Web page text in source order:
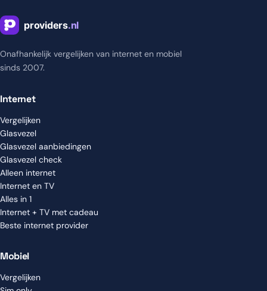
Onafhankelijk vergelijken van internet en mobiel
sinds 2007.
Internet
Vergelijken
Glasvezel
Glasvezel aanbiedingen
Glasvezel check
Alleen internet
Internet en TV
Alles in 1
Internet + TV met cadeau
Beste internet provider
Mobiel
Vergelijken